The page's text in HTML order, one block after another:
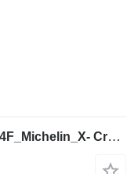
Michelin 445/ 95R25_16.00R25_174F_Michelin_X- Crane AT_TL_MPT_Kranreife